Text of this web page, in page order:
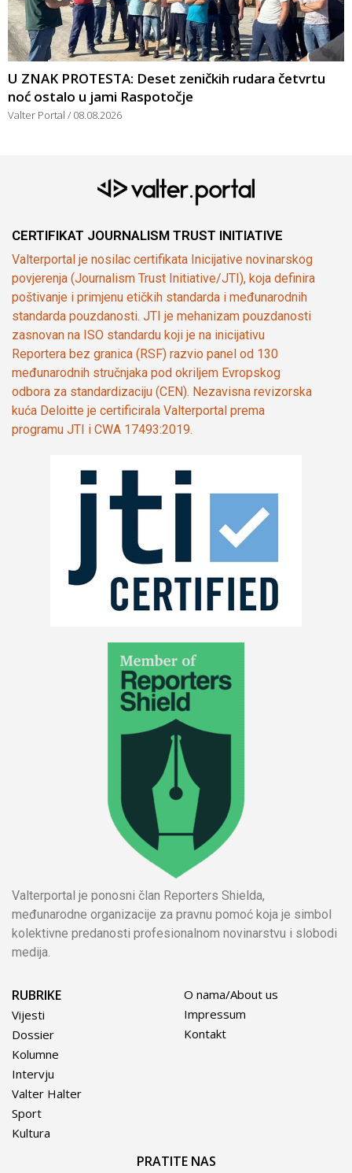
U ZNAK PROTESTA: Deset zeničkih rudara četvrtu
noć ostalo u jami Raspotočje
Valter Portal 08.08.2026
CERTIFIKAT JOURNALISM TRUST INITIATIVE
Valterportal je nosilac certifikata Inicijative novinarskog
povjerenja (Journalism Trust Initiative/JTI), koja definira
poštivanje i primjenu etičkih standarda i međunarodnih
standarda pouzdanosti. JTI je mehanizam pouzdanosti
zasnovan na ISO standardu koji je na inicijativu
Reportera bez granica (RSF) razvio panel od 130
međunarodnih stručnjaka pod okriljem Evropskog
odbora za standardizaciju (CEN). Nezavisna revizorska
kuća Deloitte je certificirala Valterportal prema
programu JTI i CWA 17493:2019.
Valterportal je ponosni član Reporters Shielda,
međunarodne organizacije za pravnu pomoć koja je simbol
kolektivne predanosti profesionalnom novinarstvu i slobodi
medija.
RUBRIKE
Vijesti
Dossier
Kolumne
Intervju
Valter Halter
Sport
Kultura
O nama/About us
Impressum
Kontakt
PRATITE NAS